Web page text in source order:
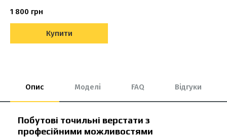
1 800 грн
Купити
Опис Моделі FAQ Відгуки
Побутові точильні верстати з
професійними можливостями